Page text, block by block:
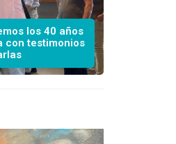
los 40 años
con testimonios